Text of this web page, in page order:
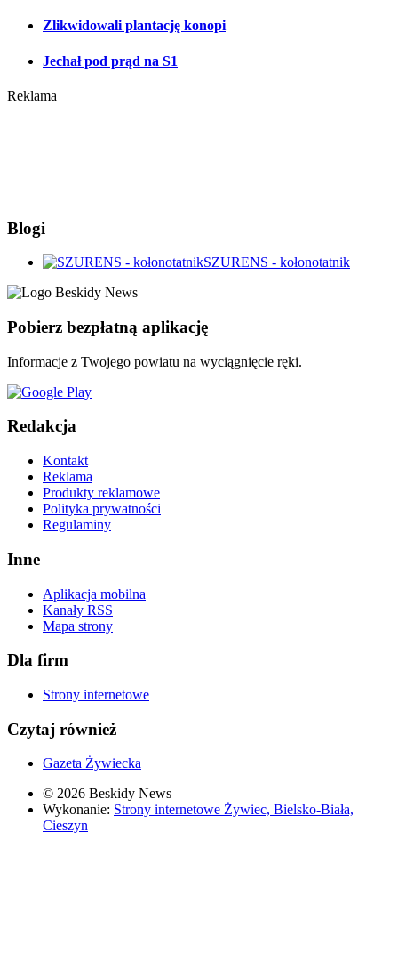
Zlikwidowali plantację konopi
Jechał pod prąd na S1
Reklama
Blogi
SZURENS - kołonotatnik
Pobierz bezpłatną aplikację
Informacje z Twojego powiatu na wyciągnięcie ręki.
Redakcja
Kontakt
Reklama
Produkty reklamowe
Polityka prywatności
Regulaminy
Inne
Aplikacja mobilna
Kanały RSS
Mapa strony
Dla firm
Strony internetowe
Czytaj również
Gazeta Żywiecka
© 2026 Beskidy News
Wykonanie: Strony internetowe Żywiec, Bielsko-Biała,
Cieszyn